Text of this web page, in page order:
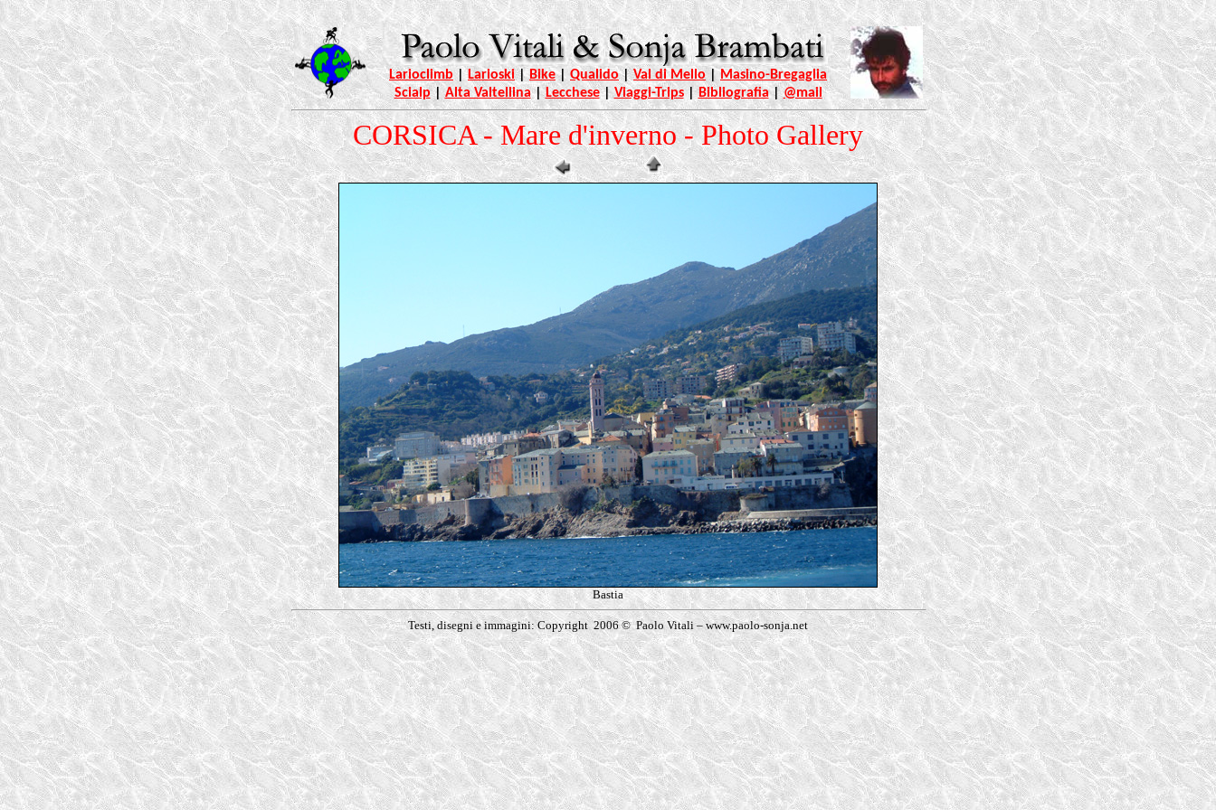
Larioclimb |Larioski|Bike| Qualido|Val di Mello |Masino-Bregaglia
Scialp|Alta Valtellina|Lecchese|Viaggi-Trips| Bibliografia|@mail
CORSICA - Mare d'inverno - Photo Gallery
Bastia
Testi, disegni e immagini: Copyright 2006 © Paolo Vitali – www.paolo-sonja.net